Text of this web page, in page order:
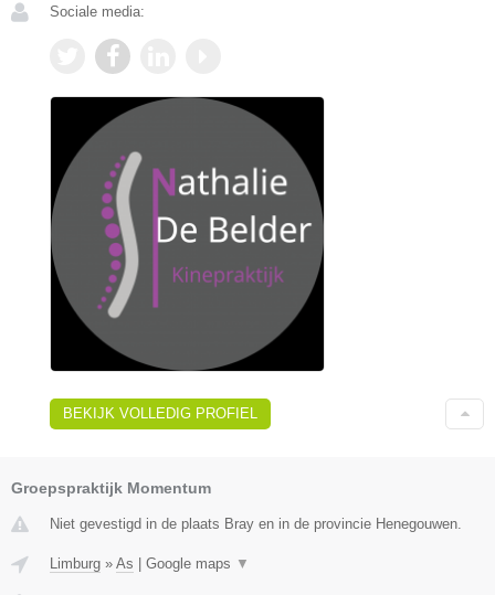
Sociale media:
BEKIJK VOLLEDIG PROFIEL
Groepspraktijk Momentum
Niet gevestigd in de plaats Bray en in de provincie Henegouwen.
Limburg » As Google maps ▼